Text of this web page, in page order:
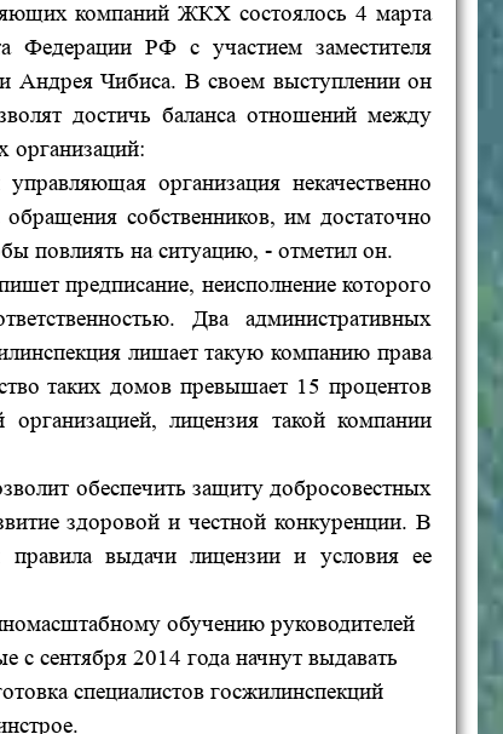
компаний ЖКХсостоялось4 марта
Федерации РФс участием заместителя
Андрея Чибиса. В своем выступлении он
достичь баланса отношений между
организаций:
организация некачественно
собственников, им достаточно
повлиять на ситуацию, - отметил он.
предписание, неисполнение которого
Два административных
лишает такую компанию права
таких домов превышает 15 процентов
лицензия такой компании
обеспечить защиту добросовестных
здоровой и честной конкуренции. В
правила выдачи лицензии и условия ее
обучению руководителей
с сентября 2014 года начнут выдавать
специалистов госжилинспекций